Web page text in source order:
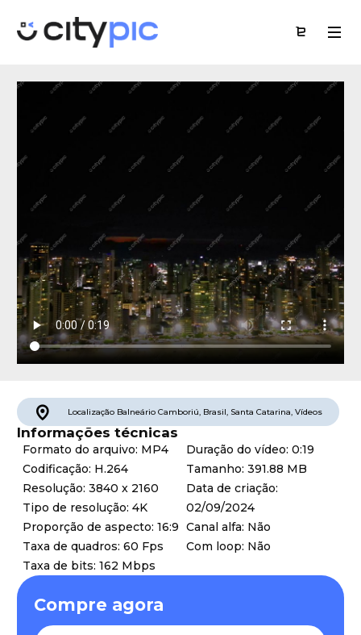
Localização Balneário Camboriú, Brasil, Santa Catarina, Vídeos
Informações técnicas
Formato do arquivo: MP4
Codificação: H.264
Resolução: 3840 x 2160
Tipo de resolução: 4K
Proporção de aspecto: 16:9
Taxa de quadros: 60 Fps
Taxa de bits: 162 Mbps
Duração do vídeo: 0:19
Tamanho: 391.88 MB
Data de criação:
02/09/2024
Canal alfa: Não
Com loop: Não
Compre agora